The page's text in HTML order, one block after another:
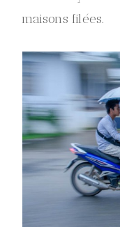
maisons filées.